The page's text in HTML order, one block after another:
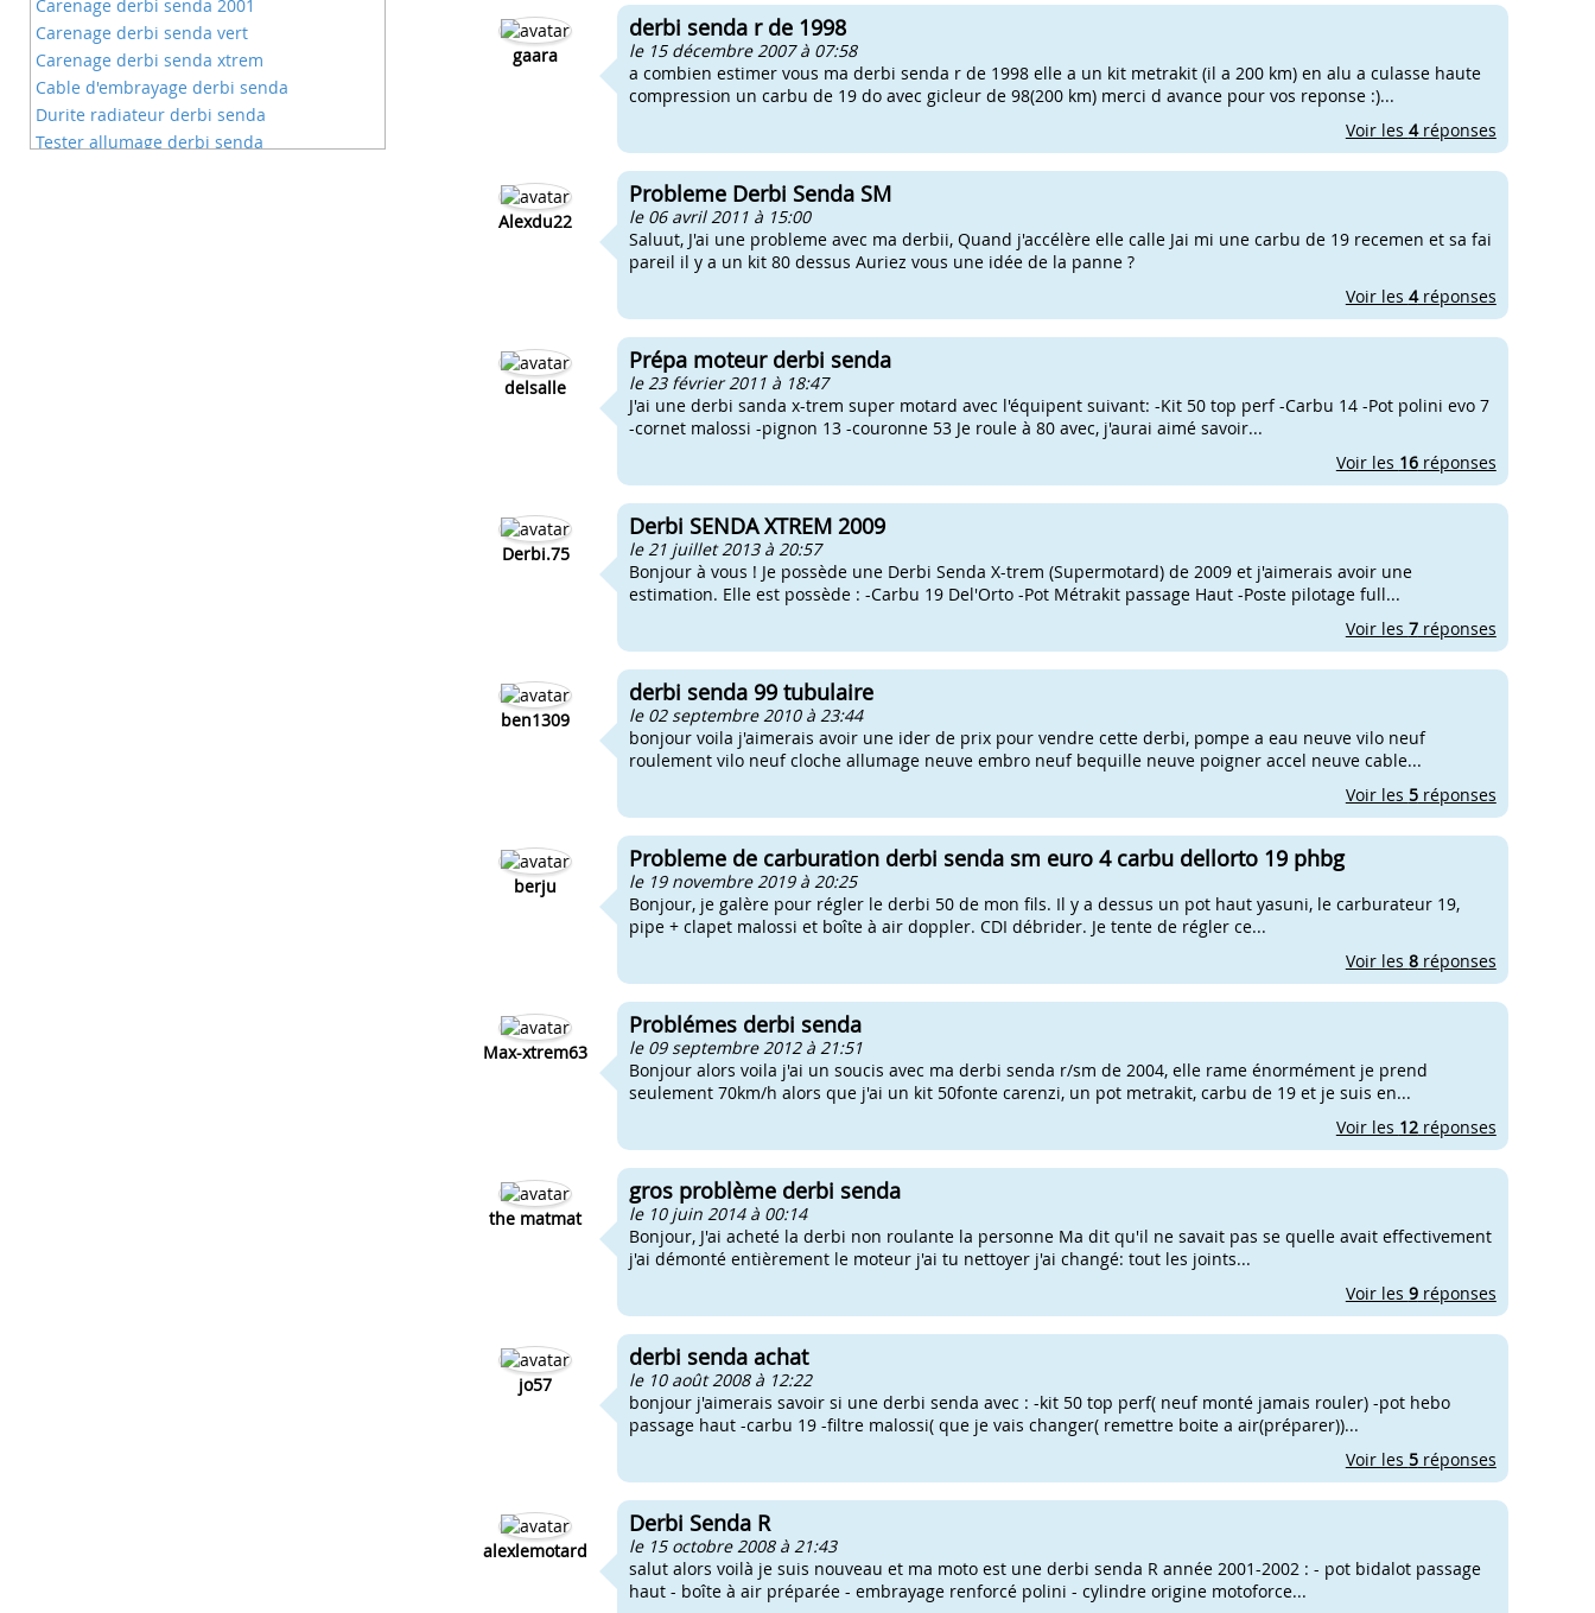
Carenage derbi senda 2001
Carenage derbi senda vert
Carenage derbi senda xtrem
Cable d'embrayage derbi senda
Durite radiateur derbi senda
Tester allumage derbi senda
gaara
derbi senda r de 1998
le 15 décembre 2007 à 07:58
a combien estimer vous ma derbi senda r de 1998 elle a un kit metrakit (il a 200 km) en alu a culasse haute
compression un carbu de 19 do avec gicleur de 98(200 km) merci d avance pour vos reponse :)...
Voir les 4réponses
Alexdu22
Probleme Derbi Senda SM
le 06 avril 2011 à 15:00
Saluut, J'ai une probleme avec ma derbii, Quand j'accélère elle calle Jai mi une carbu de 19 recemen et sa fai
pareil il y a un kit 80 dessus Auriez vous une idée de la panne ?
Voir les 4réponses
delsalle
Prépa moteur derbi senda
le 23 février 2011 à 18:47
J'ai une derbi sanda x-trem super motard avec l'équipent suivant: -Kit 50 top perf -Carbu 14 -Pot polini evo 7
-cornet malossi -pignon 13 -couronne 53 Je roule à 80 avec, j'aurai aimé savoir...
Voir les 16réponses
Derbi.75
Derbi SENDA XTREM 2009
le 21 juillet 2013 à 20:57
Bonjour à vous ! Je possède une Derbi Senda X-trem (Supermotard) de 2009 et j'aimerais avoir une
estimation. Elle est possède : -Carbu 19 Del'Orto -Pot Métrakit passage Haut -Poste pilotage full...
Voir les 7réponses
ben1309
derbi senda 99 tubulaire
le 02 septembre 2010 à 23:44
bonjour voila j'aimerais avoir une ider de prix pour vendre cette derbi, pompe a eau neuve vilo neuf
roulement vilo neuf cloche allumage neuve embro neuf bequille neuve poigner accel neuve cable...
Voir les 5réponses
berju
Probleme de carburation derbi senda sm euro 4 carbu dellorto 19 phbg
le 19 novembre 2019 à 20:25
Bonjour, je galère pour régler le derbi 50 de mon fils. Il y a dessus un pot haut yasuni, le carburateur 19,
pipe + clapet malossi et boîte à air doppler. CDI débrider. Je tente de régler ce...
Voir les 8réponses
Max-xtrem63
Problémes derbi senda
le 09 septembre 2012 à 21:51
Bonjour alors voila j'ai un soucis avec ma derbi senda r/sm de 2004, elle rame énormément je prend
seulement 70km/h alors que j'ai un kit 50fonte carenzi, un pot metrakit, carbu de 19 et je suis en...
Voir les 12réponses
the matmat
gros problème derbi senda
le 10 juin 2014 à 00:14
Bonjour, J'ai acheté la derbi non roulante la personne Ma dit qu'il ne savait pas se quelle avait effectivement
j'ai démonté entièrement le moteur j'ai tu nettoyer j'ai changé: tout les joints...
Voir les 9réponses
jo57
derbi senda achat
le 10 août 2008 à 12:22
bonjour j'aimerais savoir si une derbi senda avec : -kit 50 top perf( neuf monté jamais rouler) -pot hebo
passage haut -carbu 19 -filtre malossi( que je vais changer( remettre boite a air(préparer))...
Voir les 5réponses
alexlemotard
Derbi Senda R
le 15 octobre 2008 à 21:43
salut alors voilà je suis nouveau et ma moto est une derbi senda R année 2001-2002 : - pot bidalot passage
haut - boîte à air préparée - embrayage renforcé polini - cylindre origine motoforce...